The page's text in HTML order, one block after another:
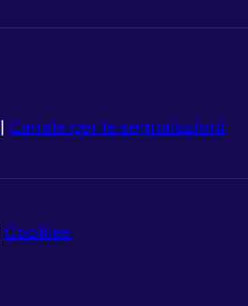
| Canale per le segnalazioni
Cookies